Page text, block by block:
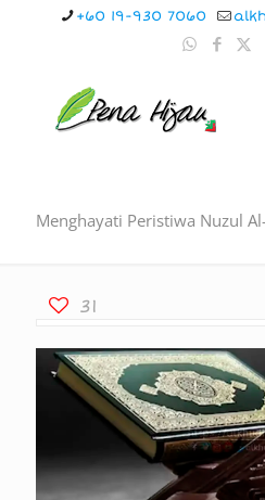
+60 19-930 7060
Menghayati Peristiwa Nuzul
31